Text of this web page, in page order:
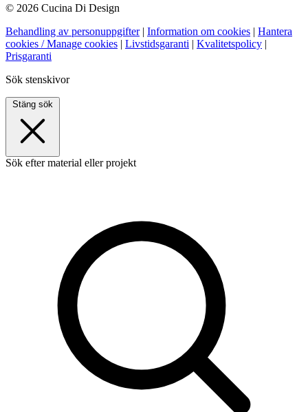
© 2026 Cucina Di Design
Behandling av personuppgifter | Information om cookies | Hantera
cookies / Manage cookies | Livstidsgaranti | Kvalitetspolicy |
Prisgaranti
Sök stenskivor
Stäng sök
Sök efter material eller projekt